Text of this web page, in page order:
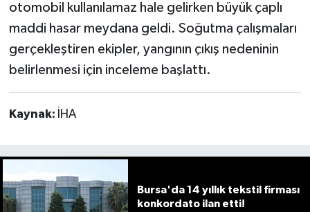
otomobil kullanılamaz hale gelirken büyük çaplı
maddi hasar meydana geldi. Soğutma çalışmaları
gerçekleştiren ekipler, yangının çıkış nedeninin
belirlenmesi için inceleme başlattı.
Kaynak: İHA
Bursa'da 14 yıllık tekstil firması
konkordato ilan etti!